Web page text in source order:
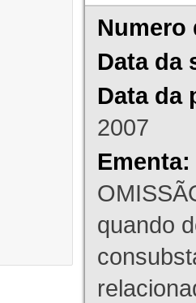
Numero
Data da
Data da
2007
Ementa:
quando